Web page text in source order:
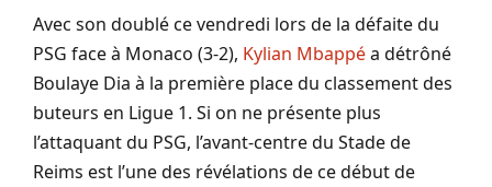
Avec son doublé ce vendredi lors de la défaite du
PSG face à Monaco (3-2), Kylian Mbappéa détrôné
Boulaye Dia à la première place du classement des
buteurs en Ligue 1. Si on ne présente plus
l’attaquant du PSG, l’avant-centre du Stade de
Reims est l’une des révélations de ce début de